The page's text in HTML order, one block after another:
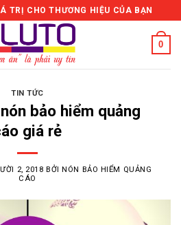
TRỊ CHO THƯƠNG HIỆU CỦA BẠN
0
TIN TỨC
bảo hiểm quảng
giá rẻ
2, 2018 BỞINÓN BẢO HIỂM QUẢNG
CÁO